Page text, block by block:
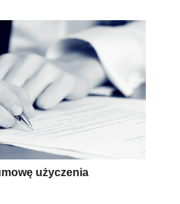
użyczenia